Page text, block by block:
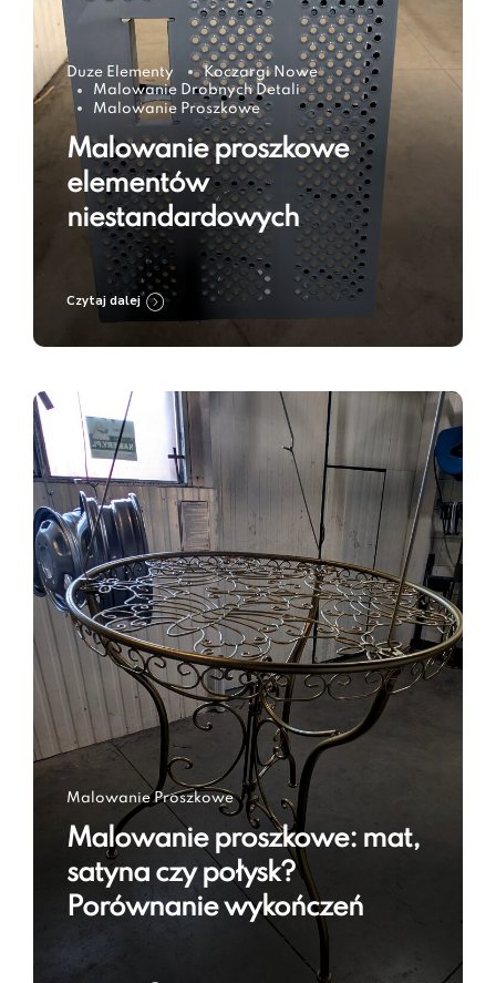
Duze Elementy
Koczargi Nowe
Malowanie Drobnych Detali
Malowanie Proszkowe
Malowanie proszkowe
elementów
niestandardowych
Czytaj dalej
Malowanie Proszkowe
Malowanie proszkowe: mat,
satyna czy połysk?
Porównanie wykończeń